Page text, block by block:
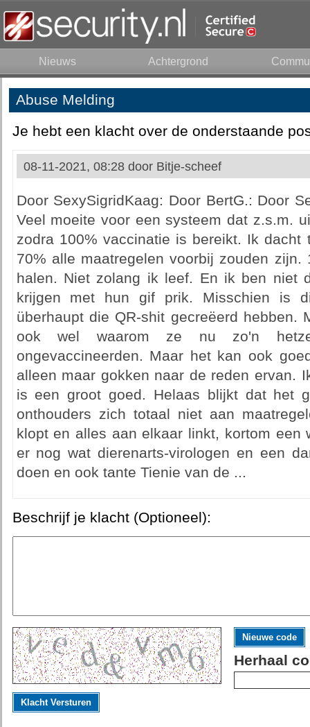
Nieuws Achtergrond
Abuse Melding
Je hebt een klacht over de onderstaande
08-11-2021, 08:28 door Bitje-scheef
Door SexySigridKaag: Door BertG.: Door
Veel moeite voor een systeem dat z.s.m.
zodra 100% vaccinatie is bereikt. Ik
70% alle maatregelen voorbij zouden
halen. Niet zolang ik leef. En ik ben niet
krijgen met hun gif prik. Misschien is
überhaupt die QR-shit gecreëerd hebben.
ook wel waarom ze nu zo'n
ongevaccineerden. Maar het kan ook
alleen maar gokken naar de reden ervan.
is een groot goed. Helaas blijkt dat het
onthouders zich totaal niet aan
klopt en alles aan elkaar linkt, kortom een
er nog wat dierenarts-virologen en een
doen en ook tante Tienie van de ...
Beschrijf je klacht (Optioneel):
Nieuwe code
Herhaal
Klacht Versturen